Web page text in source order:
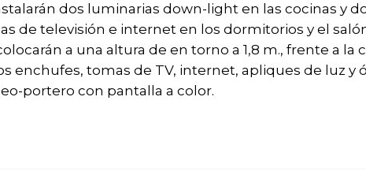
dos luminarias down-light en las cocinas y
de televisión e internet en los dormitorios y el
a una altura de en torno a 1,8 m., frente a la
enchufes, tomas de TV, internet, apliques de luz y
portero con pantalla a color.